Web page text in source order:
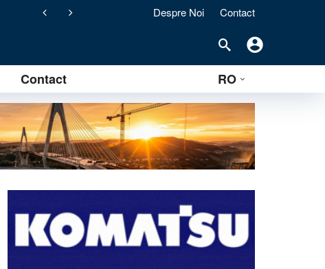
Despre Noi Contact
Contact RO